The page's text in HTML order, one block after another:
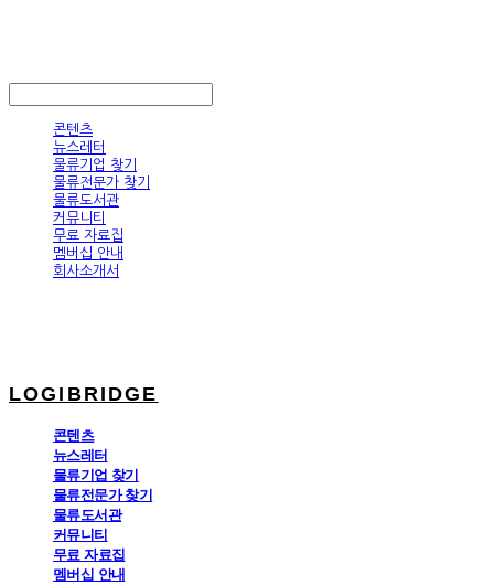
콘텐츠
뉴스레터
물류기업 찾기
물류전문가 찾기
물류도서관
커뮤니티
무료 자료집
멤버십 안내
회사소개서
LOGIBRIDGE
콘텐츠
뉴스레터
물류기업 찾기
물류전문가 찾기
물류도서관
커뮤니티
무료 자료집
멤버십 안내